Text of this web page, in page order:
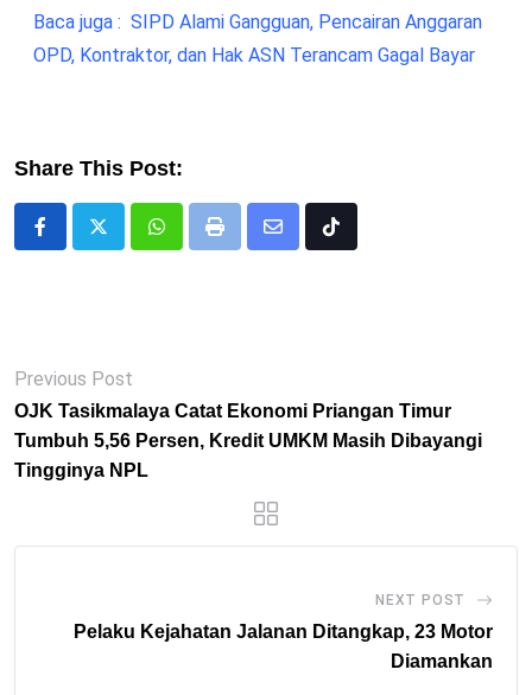
Baca juga : SIPD Alami Gangguan, Pencairan Anggaran
OPD, Kontraktor, dan Hak ASN Terancam Gagal Bayar
Share This Post:
WhatsappPrint
Share
Tiktok
Previous Post
OJK Tasikmalaya Catat Ekonomi Priangan Timur
Tumbuh 5,56 Persen, Kredit UMKM Masih Dibayangi
Tingginya NPL
NEXT POST
Pelaku Kejahatan Jalanan Ditangkap, 23 Motor
Diamankan